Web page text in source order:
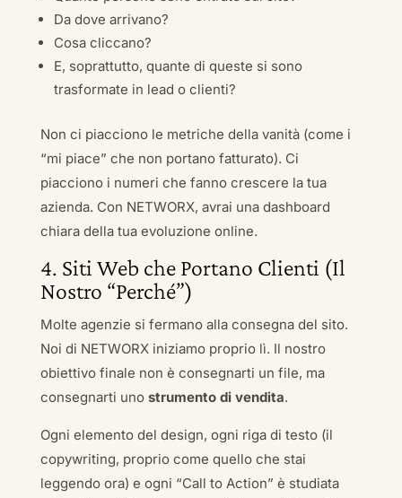
Da dove arrivano?
Cosa cliccano?
E, soprattutto, quante di queste si sono
trasformate in lead o clienti?
Non ci piacciono le metriche della vanità (come i
“mi piace” che non portano fatturato). Ci
piacciono i numeri che fanno crescere la tua
azienda. Con NETWORX, avrai una dashboard
chiara della tua evoluzione online.
4. Siti Web che Portano Clienti (Il
Nostro “Perché”)
Molte agenzie si fermano alla consegna del sito.
Noi di NETWORX iniziamo proprio lì. Il nostro
obiettivo finale non è consegnarti un file, ma
consegnarti uno strumento di vendita.
Ogni elemento del design, ogni riga di testo (il
copywriting, proprio come quello che stai
leggendo ora) e ogni “Call to Action” è studiata